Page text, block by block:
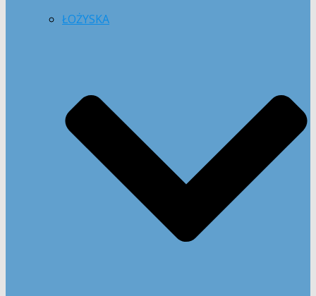
ŁOŻYSKA